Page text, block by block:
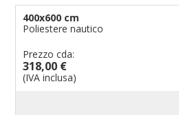
400x600 cm
Poliestere nautico
Prezzo cda:
318,00 €
(IVA inclusa)